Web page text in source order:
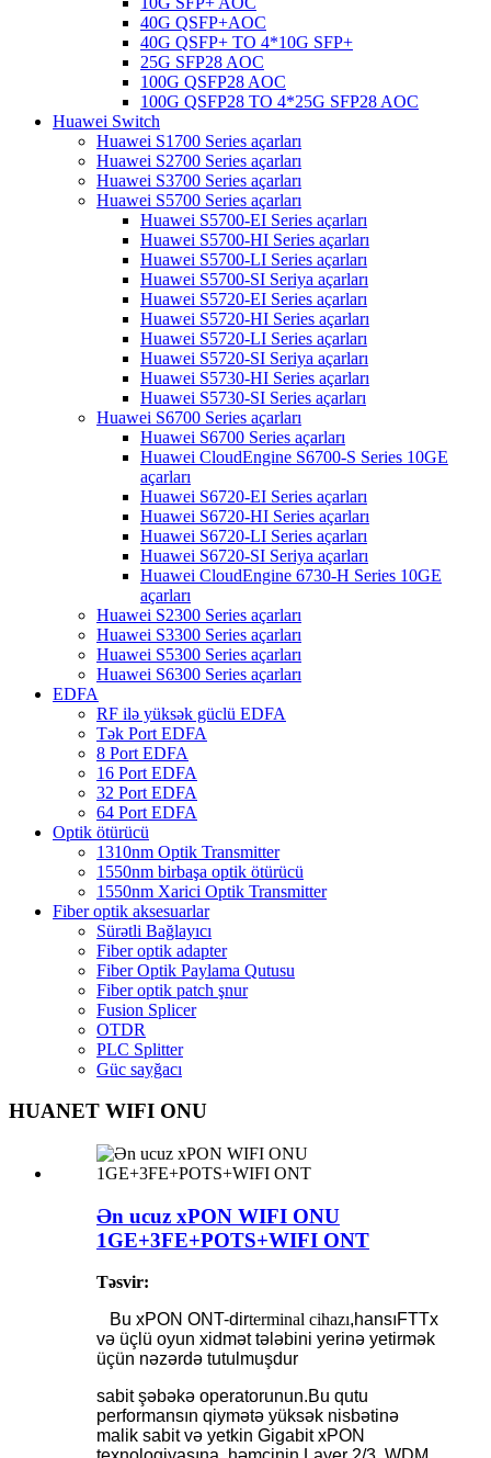
40G QSFP+AOC
40G QSFP+ TO 4*10G SFP+
25G SFP28 AOC
100G QSFP28 AOC
100G QSFP28 TO 4*25G SFP28 AOC
Huawei Switch
Huawei S1700 Series açarları
Huawei S2700 Series açarları
Huawei S3700 Series açarları
Huawei S5700 Series açarları
Huawei S5700-EI Series açarları
Huawei S5700-HI Series açarları
Huawei S5700-LI Series açarları
Huawei S5700-SI Seriya açarları
Huawei S5720-EI Series açarları
Huawei S5720-HI Series açarları
Huawei S5720-LI Series açarları
Huawei S5720-SI Seriya açarları
Huawei S5730-HI Series açarları
Huawei S5730-SI Series açarları
Huawei S6700 Series açarları
Huawei S6700 Series açarları
Huawei CloudEngine S6700-S Series 10GE
açarları
Huawei S6720-EI Series açarları
Huawei S6720-HI Series açarları
Huawei S6720-LI Series açarları
Huawei S6720-SI Seriya açarları
Huawei CloudEngine 6730-H Series 10GE
açarları
Huawei S2300 Series açarları
Huawei S3300 Series açarları
Huawei S5300 Series açarları
Huawei S6300 Series açarları
EDFA
RF ilə yüksək güclü EDFA
Tək Port EDFA
8 Port EDFA
16 Port EDFA
32 Port EDFA
64 Port EDFA
Optik ötürücü
1310nm Optik Transmitter
1550nm birbaşa optik ötürücü
1550nm Xarici Optik Transmitter
Fiber optik aksesuarlar
Sürətli Bağlayıcı
Fiber optik adapter
Fiber Optik Paylama Qutusu
Fiber optik patch şnur
Fusion Splicer
OTDR
PLC Splitter
Güc sayğacı
HUANET WIFI ONU
Ən ucuz xPON WIFI ONU
1GE+3FE+POTS+WIFI ONT
Təsvir:
Bu xPON ONT-dirterminal cihazı,hansıFTTx
və üçlü oyun xidmət tələbini yerinə yetirmək
üçün nəzərdə tutulmuşdur
sabit şəbəkə operatorunun.Bu qutu
performansın qiymətə yüksək nisbətinə
malik sabit və yetkin Gigabit xPON